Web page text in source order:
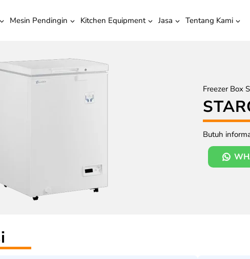
Mesin Pendingin Kitchen Equipment Jasa Tentang Kami
Freezer Box
Butuh